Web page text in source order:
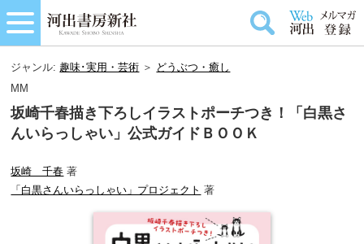
ジャンル: 趣味･実用・芸術 ＞ どうぶつ・癒し
MM
坂崎千春描き下ろしイラストポーチつき！「白黒さ
んいらっしゃい」公式ガイドＢＯＯＫ
坂崎 千春 著
「白黒さんいらっしゃい」プロジェクト 著